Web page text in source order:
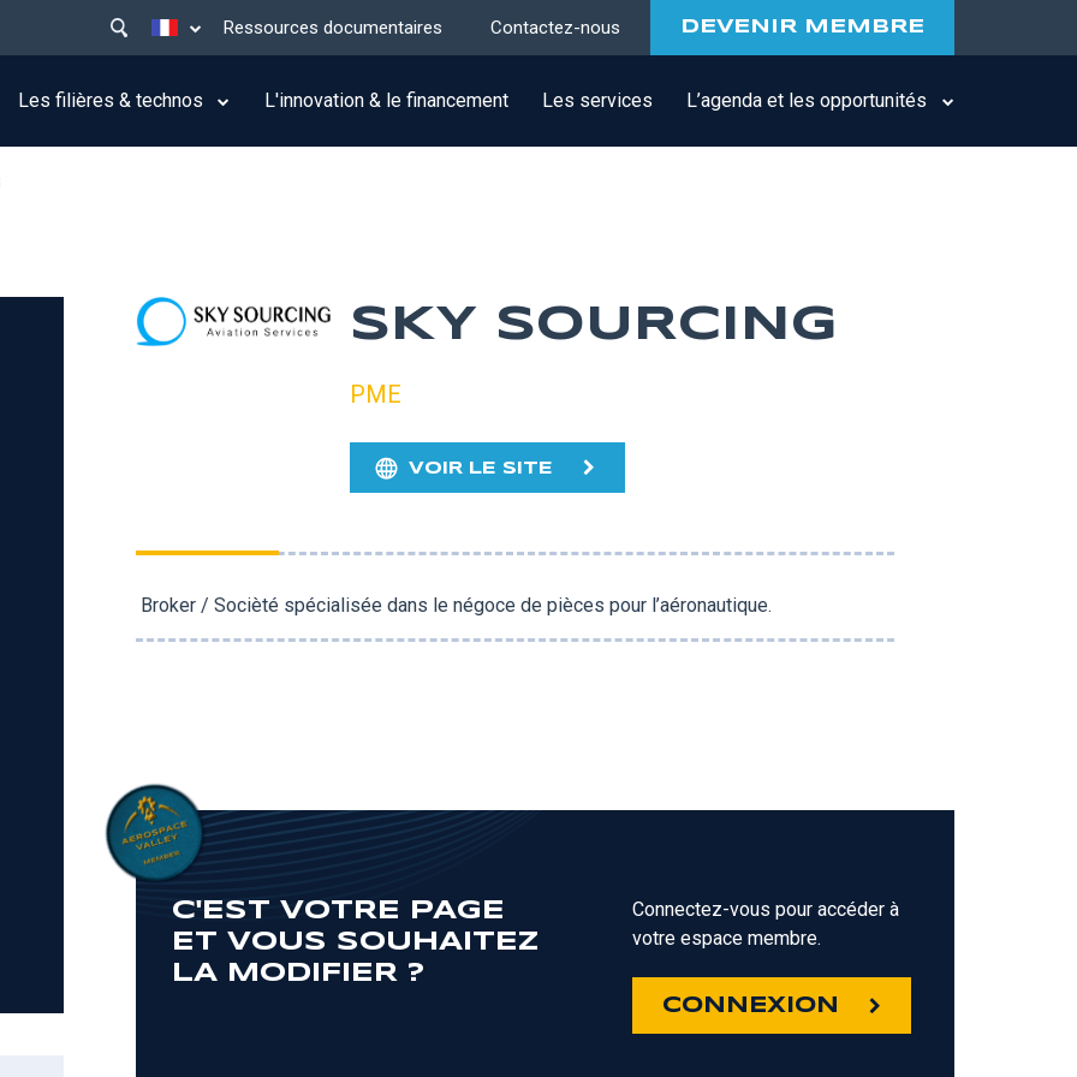
Lister les actions supplémentaires
menu
top
Ressources documentaires Contactez-nous DEVENIR MEMBRE
Les filières & technos L'innovation & le financement Les services L’agenda et les opportunités
SKY SOURCING
PME
VOIR LE SITE
Broker / Socièté spécialisée dans le négoce de pièces pour l’aéronautique.
C'EST VOTRE PAGE
ET VOUS SOUHAITEZ
LA MODIFIER ?
Connectez-vous pour accéder à
votre espace membre.
CONNEXION